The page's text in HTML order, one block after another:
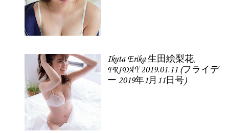
Ikuta Erika 生田絵梨花,
FRIDAY 2019.01.11 (フライデ
ー 2019年1月11日号)